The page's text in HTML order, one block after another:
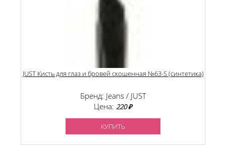
JUST Кисть для глаз и бровей скошенная №63-S (синтетика)
Бренд: Jeans / JUST
Цена: 220 ₽
КУПИТЬ